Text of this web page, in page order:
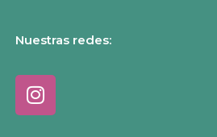
Nuestras redes: